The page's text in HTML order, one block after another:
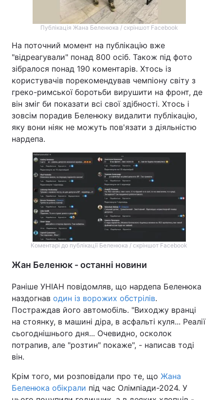
Публікація Жана Беленюка / скріншот Facebook
На поточний момент на публікацію вже
"відреагували" понад 800 осіб. Також під фото
зібралося понад 190 коментарів. Хтось із
користувачів порекомендував чемпіону світу з
греко-римської боротьби вирушити на фронт, де
він зміг би показати всі свої здібності. Хтось і
зовсім порадив Беленюку видалити публікацію,
яку вони ніяк не можуть пов'язати з діяльністю
нардепа.
Коментарі до публікації Беленюка / скріншот Facebook
Жан Беленюк - останні новини
Раніше УНІАН повідомляв, що нардепа Беленюка
наздогнав один із ворожих обстрілів.
Постраждав його автомобіль. "Виходжу вранці
на стоянку, в машині діра, в асфальті куля... Реалії
сьогоднішнього дня... Очевидно, осколок
потрапив, але "розтин" покаже", - написав тоді
він.
Крім того, ми розповідали про те, що Жана
Беленюка обікрали під час Олімпіади-2024. У